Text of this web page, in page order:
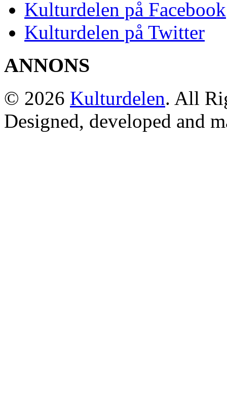
Kulturdelen på Facebook
Kulturdelen på Twitter
ANNONS
© 2026 Kulturdelen. All
Designed, developed and